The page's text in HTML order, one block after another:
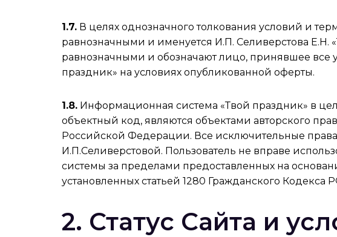
1.7. В целях однозначного толкования условий и
равнозначными и именуется И.П. Селиверстова Е.Н.
равнозначными и обозначают лицо, принявшее все
праздник» на условиях опубликованной оферты.
1.8. Информационная система «Твой праздник» в
объектный код, являются объектами авторского
Российской Федерации. Все исключительные
И.П.Селиверстовой. Пользователь не вправе
системы за пределами предоставленных на
установленных статьей 1280 Гражданского Кодекса
2. Статус Сайта и